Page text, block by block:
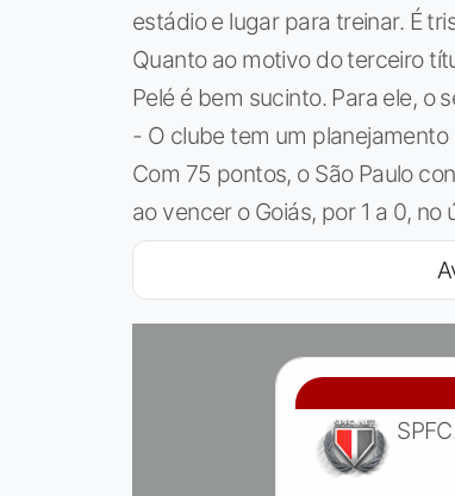
estádio e lugar para treinar. É
Quanto ao motivo do terceiro
Pelé é bem sucinto. Para ele, o
- O clube tem um planejamento
Com 75 pontos, o São Paulo
ao vencer o Goiás, por 1 a 0,